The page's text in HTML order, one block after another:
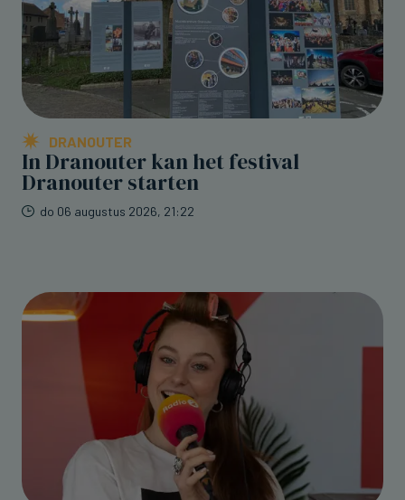
DRANOUTER
In Dranouter kan het festival
Dranouter starten
do 06 augustus 2026, 21:22